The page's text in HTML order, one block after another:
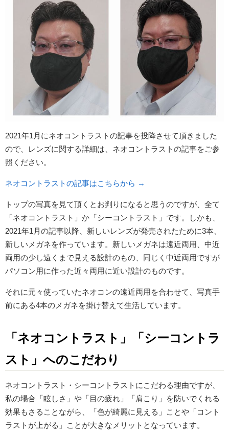
2021年1月にネオコントラストの記事を投降させて頂きました
ので、レンズに関する詳細は、ネオコントラストの記事をご参
照ください。
ネオコントラストの記事はこちらから →
トップの写真を見て頂くとお判りになると思うのですが、全て
「ネオコントラスト」か「シーコントラスト」です。しかも、
2021年1月の記事以降、新しいレンズが発売されたために3本、
新しいメガネを作っています。新しいメガネは遠近両用、中近
両用の少し遠くまで見える設計のもの、同じく中近両用ですが
パソコン用に作った近々両用に近い設計のものです。
それに元々使っていたネオコンの遠近両用を合わせて、写真手
前にある4本のメガネを掛け替えて生活しています。
「ネオコントラスト」「シーコントラ
スト」へのこだわり
ネオコントラスト・シーコントラストにこだわる理由ですが、
私の場合「眩しさ」や「目の疲れ」「肩こり」を防いでくれる
効果もさることながら、「色が綺麗に見える」ことや「コント
ラストが上がる」ことが大きなメリットとなっています。